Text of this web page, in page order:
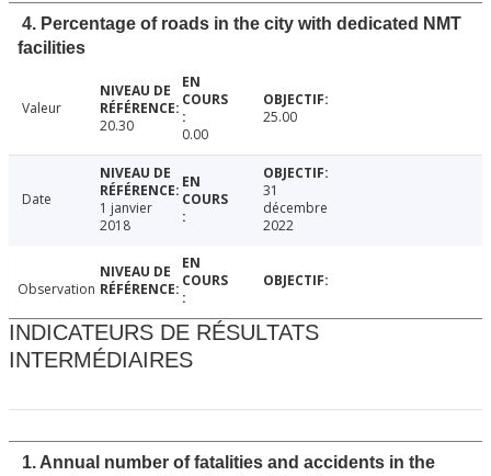
4. Percentage of roads in the city with dedicated NMT
facilities
Valeur
20.30
0.00
25.00
Date
1 janvier
2018
31
décembre
2022
Observation
INDICATEURS DE RÉSULTATS
INTERMÉDIAIRES
1. Annual number of fatalities and accidents in the